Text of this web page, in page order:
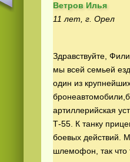
Ветров Илья
11 лет, г. Орел
Здравствуйте,
мы всей семьей
один из
артиллерийская
Т-55. К танку
боевых действий.
шлемофон, так что
Смотреть видео365онлайн